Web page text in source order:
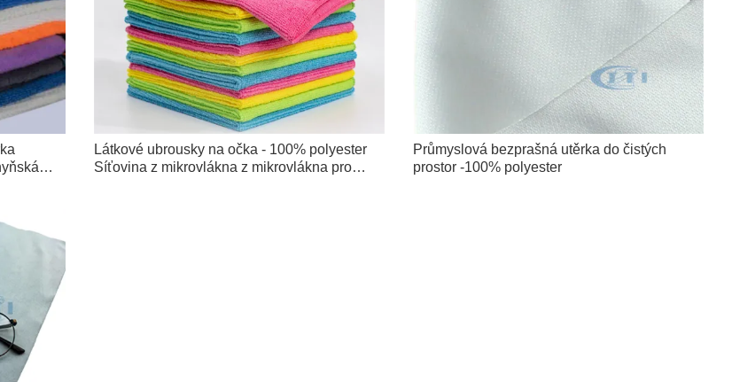
Látkové ubrousky na očka - 100% polyester
Síťovina z mikrovlákna z mikrovlákna pro
Průmyslová bezprašná utěrka do čistých
prostor -100% polyester